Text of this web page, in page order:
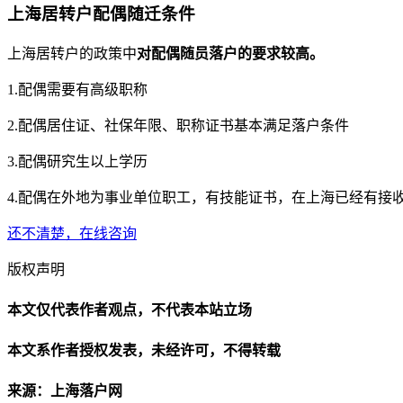
上海居转户配偶随迁条件
上海居转户的政策中对配偶随员落户的要求较高。
1.配偶需要有高级职称
2.配偶居住证、社保年限、职称证书基本满足落户条件
3.配偶研究生以上学历
4.配偶在外地为事业单位职工，有技能证书，在上海已经有接
还不清楚，在线咨询
版权声明
本文仅代表作者观点，不代表本站立场
本文系作者授权发表，未经许可，不得转载
来源：上海落户网